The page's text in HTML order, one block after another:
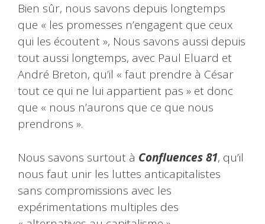
Bien sûr, nous savons depuis longtemps
que « les promesses n’engagent que ceux
qui les écoutent », Nous savons aussi depuis
tout aussi longtemps, avec Paul Eluard et
André Breton, qu’il « faut prendre à César
tout ce qui ne lui appartient pas » et donc
que « nous n’aurons que ce que nous
prendrons ».
Nous savons surtout à Confluences 81, qu’il
nous faut unir les luttes anticapitalistes
sans compromissions avec les
expérimentations multiples des